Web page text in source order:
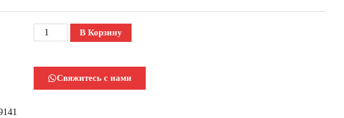
В Корзину
Свяжитесь с нами